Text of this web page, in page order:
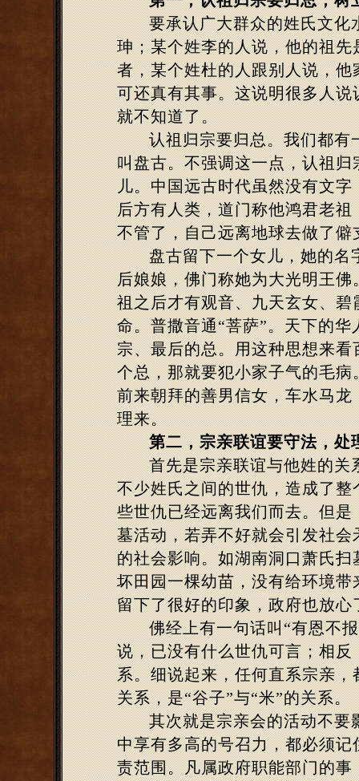
要承认广大群众的姓氏文化
珅；某个姓李的人说，他的祖
者，某个姓杜的人跟别人说，
可还真有其事。这说明很多人
就不知道了。
认祖归宗要归总。我们都有
叫盘古。不强调这一点，认祖
儿。中国远古时代虽然没有文
后方有人类，道门称他鸿君老
不管了，自己远离地球去做了僻
盘古留下一个女儿，她的名
后娘娘，佛门称她为大光明王
祖之后才有观音、九天玄女、
命。普撒音通“菩萨”。天下的
宗、最后的总。用这种思想来
个总，那就要犯小家子气的毛
前来朝拜的善男信女，车水马
理来。
第二，宗亲联谊要守法，处
首先是宗亲联谊与他姓的关
不少姓氏之间的世仇，造成了
些世仇已经远离我们而去。但
墓活动，若弄不好就会引发社
的社会影响。如湖南洞口萧氏
坏田园一棵幼苗，没有给环境
留下了很好的印象，政府也放心
佛经上有一句话叫“有恩不
说，已没有什么世仇可言；相
系。细说起来，任何直系宗亲
关系，是“谷子”与“米”的关系。
其次就是宗亲会的活动不要
中享有多高的号召力，都必须
责范围。凡属政府职能部门的